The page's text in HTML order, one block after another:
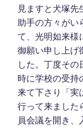
見ますと犬塚
助手の方々がい
て、光明如来様
御願い申し上げ
した。丁度その
時に学校の受持
来て下さり「実
行って来ました
員会議を開き、